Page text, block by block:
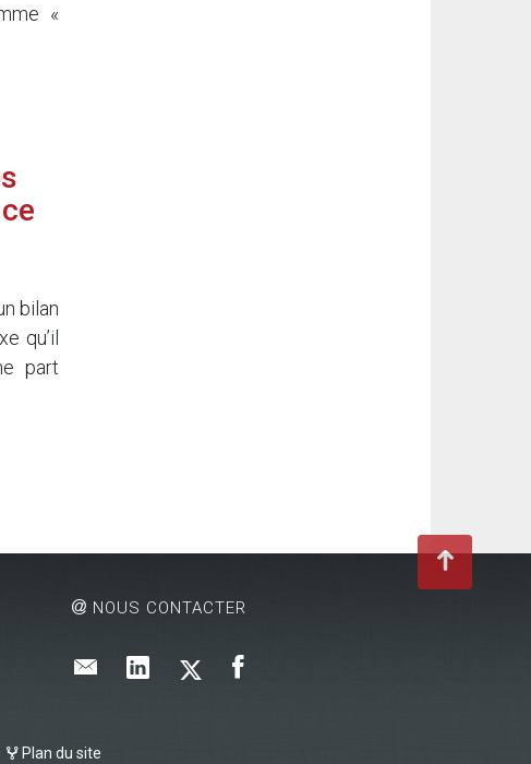
«
bilan
qu’il
part
NOUS CONTACTER
Plan du site